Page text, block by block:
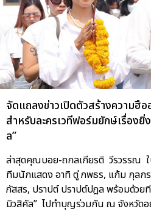
จัดแถลงข่าวเปิดตัวสร้างความฮื
สำหรับละครเวทีฟอร์มยักษ์เรื่อง
ล”
ล่าสุดคุณบอย-ถกลเกียรติ วีรวรรณ
ทีมนักแสดง อาทิ ตู่ ภพธร, แก้ม กุล
ภัสสร, ปราปต์ ปราปต์ปฎล พร้อมด้วยที
มิวสิคัล” ไปทำบุญร่วมกัน ณ จังหวัดอ